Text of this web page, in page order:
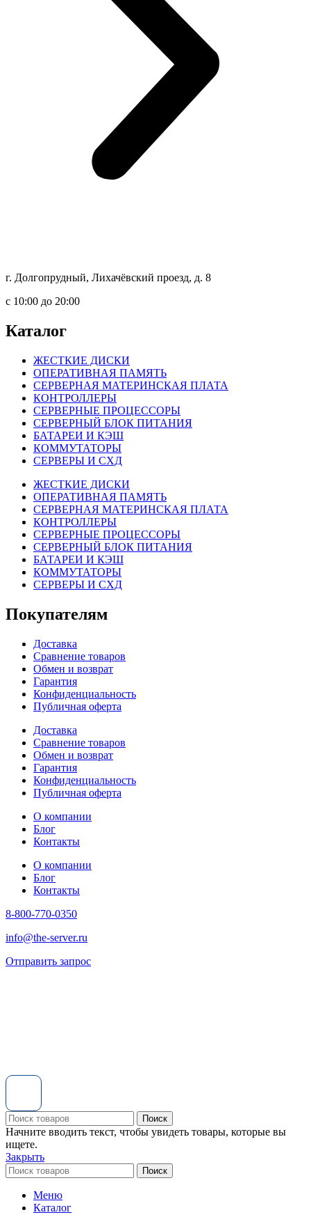
г. Долгопрудный, Лихачёвский проезд, д. 8
c 10:00 до 20:00
Каталог
ЖЕСТКИЕ ДИСКИ
ОПЕРАТИВНАЯ ПАМЯТЬ
СЕРВЕРНАЯ МАТЕРИНСКАЯ ПЛАТА
КОНТРОЛЛЕРЫ
СЕРВЕРНЫЕ ПРОЦЕССОРЫ
СЕРВЕРНЫЙ БЛОК ПИТАНИЯ
БАТАРЕИ И КЭШ
КОММУТАТОРЫ
СЕРВЕРЫ И СХД
ЖЕСТКИЕ ДИСКИ
ОПЕРАТИВНАЯ ПАМЯТЬ
СЕРВЕРНАЯ МАТЕРИНСКАЯ ПЛАТА
КОНТРОЛЛЕРЫ
СЕРВЕРНЫЕ ПРОЦЕССОРЫ
СЕРВЕРНЫЙ БЛОК ПИТАНИЯ
БАТАРЕИ И КЭШ
КОММУТАТОРЫ
СЕРВЕРЫ И СХД
Покупателям
Доставка
Сравнение товаров
Обмен и возврат
Гарантия
Конфиденциальность
Публичная оферта
Доставка
Сравнение товаров
Обмен и возврат
Гарантия
Конфиденциальность
Публичная оферта
О компании
Блог
Контакты
О компании
Блог
Контакты
8-800-770-0350
info@the-server.ru
Отправить запрос
Поиск
Начните вводить текст, чтобы увидеть товары, которые вы
ищете.
Закрыть
Поиск
Меню
Каталог